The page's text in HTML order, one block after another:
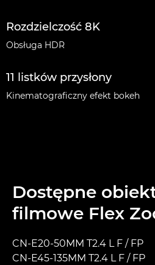
Rozdzielczość 8K
Obsługa HDR
11 listków przysłony
Kinematograficzny efekt bokeh
Dostępne
filmowe Flex
CN-E20-50MM T2.4 L F / FP
CN-E45-135MM T2.4 L F / FP